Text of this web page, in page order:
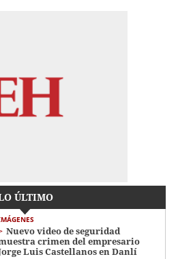
ÚLTIMO
Nuevo video de seguridad
crimen del empresario
Luis Castellanos en Danlí